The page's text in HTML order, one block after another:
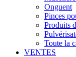
Onguent
Pinces
Produits
Toute la
VENTES